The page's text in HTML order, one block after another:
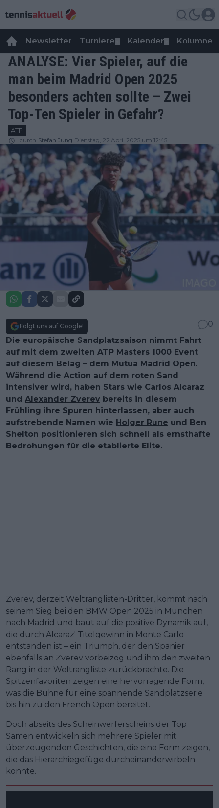
Newsletter Turniere Kalender Kolumnen
ANALYSE: Vier Spieler, auf die
man beim Madrid Open 2025
besonders achten sollte – Zwei
Top-Ten Spieler in Gefahr?
ATP
durch Stefan Jung Dienstag, 22 April 2025 um 12:45
Folgt uns auf Google!
0
Die europäische Sandplatzsaison nimmt Fahrt
auf mit dem zweiten ATP Masters 1000 Event
auf diesem Belag – dem Mutua Madrid Open.
Während die Action auf dem roten Sand
intensiver wird, haben Stars wie Carlos Alcaraz
und Alexander Zverev bereits in diesem
Frühling ihre Spuren hinterlassen, aber auch
aufstrebende Namen wie Holger Rune und Ben
Shelton positionieren sich schnell als ernsthafte
Bedrohungen für die etablierte Elite.
Zverev, derzeit Weltranglisten-Dritter, kommt nach
seinem Sieg bei den BMW Open 2025 in München
nach Madrid und baut auf die positive Dynamik auf,
die durch Alcaraz' Titelgewinn in Monte Carlo
entstanden ist – ein Triumph, der den Spanier
ebenfalls an Zverev vorbeizog und ihm den zweiten
Rang in der Weltrangliste zurückbrachte. Die
Spitzenfavoriten zeigen eine hervorragende Form,
was die Bühne für eine spannende Sandplatzserie
bis hin zu den French Open bereitet.
Doch abseits des Scheinwerferscheins der Top
Samen entwickeln sich mehrere Spieler mit
überzeugenden Geschichten, die eine Form zeigen,
die das Hierarchiegefüge durcheinanderwirbeln
könnte.